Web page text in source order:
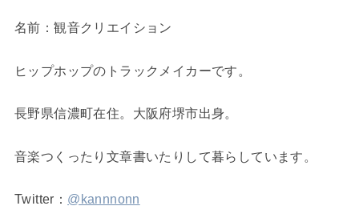
名前：観音クリエイション
ヒップホップのトラックメイカーです。
長野県信濃町在住。大阪府堺市出身。
音楽つくったり文章書いたりして暮らしています。
Twitter： @kannnonn